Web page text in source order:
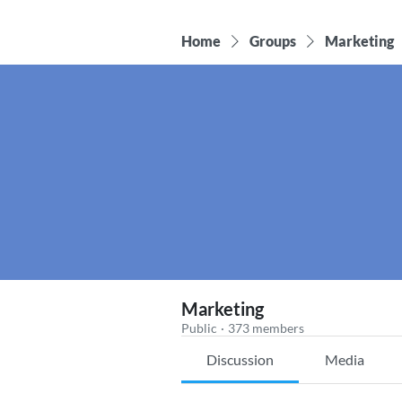
Home Groups Marketing
Marketing
Public · 373 members
Discussion Media